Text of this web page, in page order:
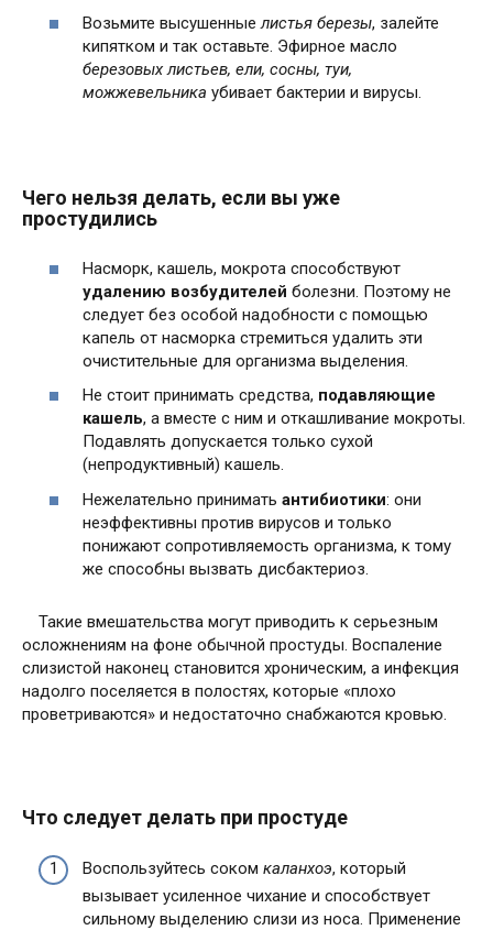
Возьмите высушенныелистья березы, залейте
кипятком и так оставьте. Эфирное масло
березовых листьев, ели, сосны, туи,
можжевельника убивает бактерии и вирусы.
Чего нельзя делать, если вы уже
простудились
Насморк, кашель, мокрота способствуют
удалению возбудителей болезни. Поэтому не
следует без особой надобности с помощью
капель от насморка стремиться удалить эти
очистительные для организма выделения.
Не стоит принимать средства, подавляющие
кашель, а вместе с ним и откашливание мокроты.
Подавлять допускается только сухой
(непродуктивный) кашель.
Нежелательно принимать антибиотики: они
неэффективны против вирусов и только
понижают сопротивляемость организма, к тому
же способны вызвать дисбактериоз.
Такие вмешательства могут приводить к серьезным
осложнениям на фоне обычной простуды. Воспаление
слизистой наконец становится хроническим, а инфекция
надолго поселяется в полостях, которые «плохо
проветриваются» и недостаточно снабжаются кровью.
Что следует делать при простуде
Воспользуйтесь соком каланхоэ, который
вызывает усиленное чихание и способствует
сильному выделению слизи из носа. Применение